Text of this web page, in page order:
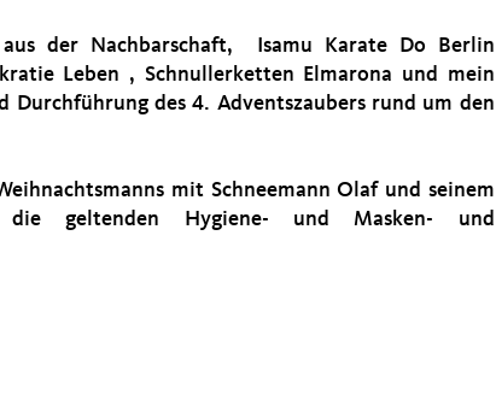
der Nachbarschaft, Isamu Karate Do Berlin
Leben , Schnullerketten Elmarona und mein
des 4. Adventszaubers rund um den
mit Schneemann Olaf und seinem
die geltenden Hygiene- und Masken- und